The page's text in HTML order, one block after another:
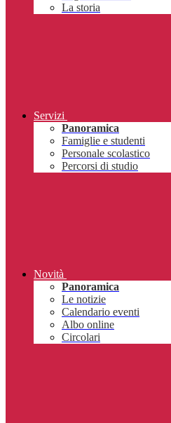
La storia
Servizi
Panoramica
Famiglie e studenti
Personale scolastico
Percorsi di studio
Novità
Panoramica
Le notizie
Calendario eventi
Albo online
Circolari